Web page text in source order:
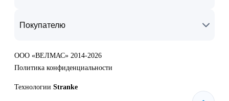
Покупателю
ООО «ВЕЛМАС» 2014-2026
Политика конфиденциальности
Технологии Stranke